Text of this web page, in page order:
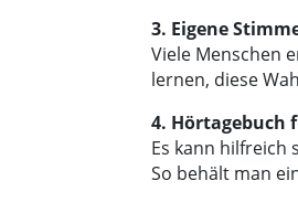
3. Eigene
Viele Menschen
lernen, diese
4. Hörtagebuch
Es kann hilfreich
So behält man